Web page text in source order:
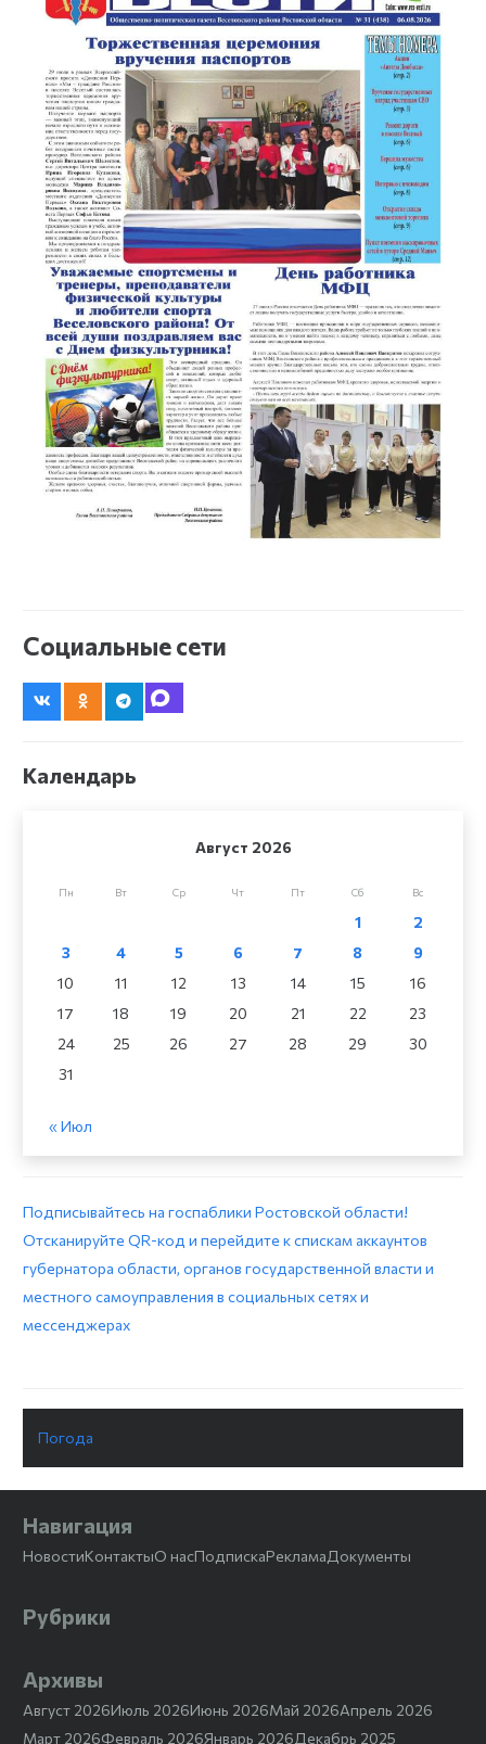
Социальные сети
Календарь
Август 2026
Пн Вт Ср Чт Пт Сб Вс
1
2
3
4 5 6 7 8
9
10
11 12 13 14 15
16
17
18 19 20 21 22
23
24
25 26 27 28 29
30
31
« Июл
Подписывайтесь на госпаблики Ростовской области!
Отсканируйте QR-код и перейдите к спискам аккаунтов
губернатора области, органов государственной власти и
местного самоуправления в социальных сетях и
мессенджерах
Погода
Навигация
НовостиКонтактыО насПодпискаРекламаДокументы
Рубрики
Архивы
Август 2026Июль 2026Июнь 2026Май 2026Апрель 2026
Март 2026Февраль 2026Январь 2026Декабрь 2025